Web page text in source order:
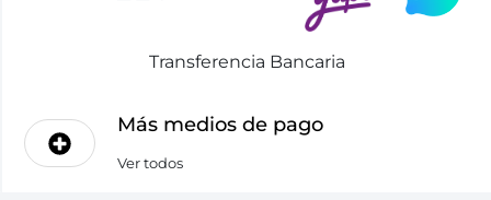
Transferencia Bancaria
Más medios de pago
Ver todos